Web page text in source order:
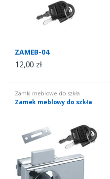
ZAMEB-04
12,00 zł
Zamki meblowe do szkła
Zamek meblowy do szkła